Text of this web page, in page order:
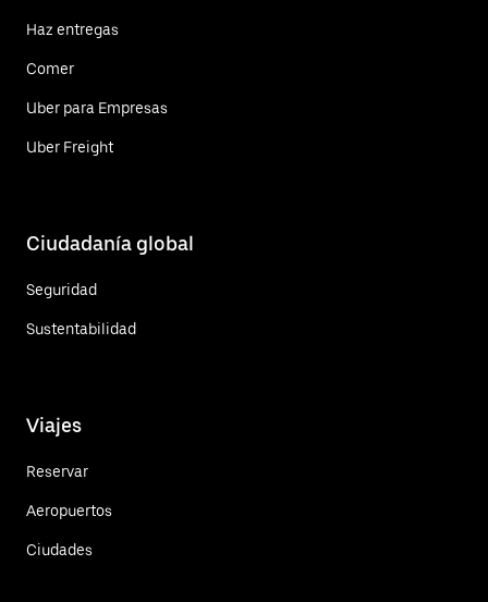
Haz entregas
Comer
Uber para Empresas
Uber Freight
Ciudadanía global
Seguridad
Sustentabilidad
Viajes
Reservar
Aeropuertos
Ciudades